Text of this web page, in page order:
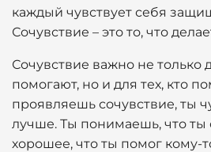
каждый чувствует себя
Сочувствие – это то, что
Сочувствие важно не только
помогают, но и для тех, кто
проявляешь сочувствие, ты
лучше. Ты понимаешь, что ты
хорошее, что ты помог кому-